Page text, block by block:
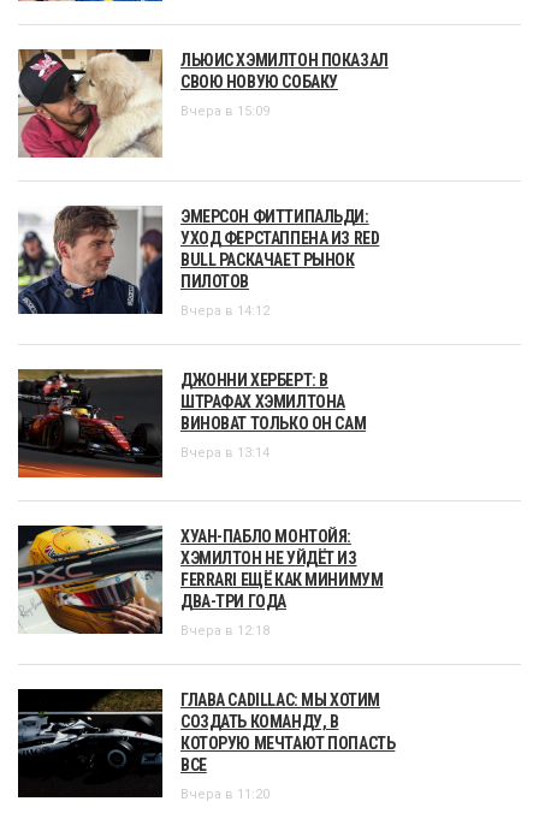
ЛЬЮИС ХЭМИЛТОН ПОКАЗАЛ
СВОЮ НОВУЮ СОБАКУ
Вчера в 15:09
ЭМЕРСОН ФИТТИПАЛЬДИ:
УХОД ФЕРСТАППЕНА ИЗ RED
BULL РАСКАЧАЕТ РЫНОК
ПИЛОТОВ
Вчера в 14:12
ДЖОННИ ХЕРБЕРТ: В
ШТРАФАХ ХЭМИЛТОНА
ВИНОВАТ ТОЛЬКО ОН САМ
Вчера в 13:14
ХУАН-ПАБЛО МОНТОЙЯ:
ХЭМИЛТОН НЕ УЙДЁТ ИЗ
FERRARI ЕЩЁ КАК МИНИМУМ
ДВА-ТРИ ГОДА
Вчера в 12:18
ГЛАВА CADILLAC: МЫ ХОТИМ
СОЗДАТЬ КОМАНДУ, В
КОТОРУЮ МЕЧТАЮТ ПОПАСТЬ
ВСЕ
Вчера в 11:20